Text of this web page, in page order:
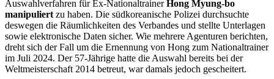
Auswahlverfahren für Ex-NationaltrainerHong Myung-bo
manipuliert zu haben. Die südkoreanische Polizei durchsuchte
deswegen die Räumlichkeiten des Verbandes und stellte Unterlagen
sowie elektronische Daten sicher. Wie mehrere Agenturen berichten,
dreht sich der Fall um die Ernennung von Hong zum Nationaltrainer
im Juli 2024. Der 57-Jährige hatte die Auswahl bereits bei der
Weltmeisterschaft 2014 betreut, war damals jedoch gescheitert.